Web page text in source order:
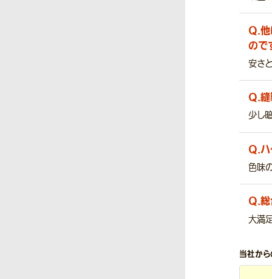
Q.
ので
安さ
Q.
少し
Q.
色味
Q.
大満
当社から